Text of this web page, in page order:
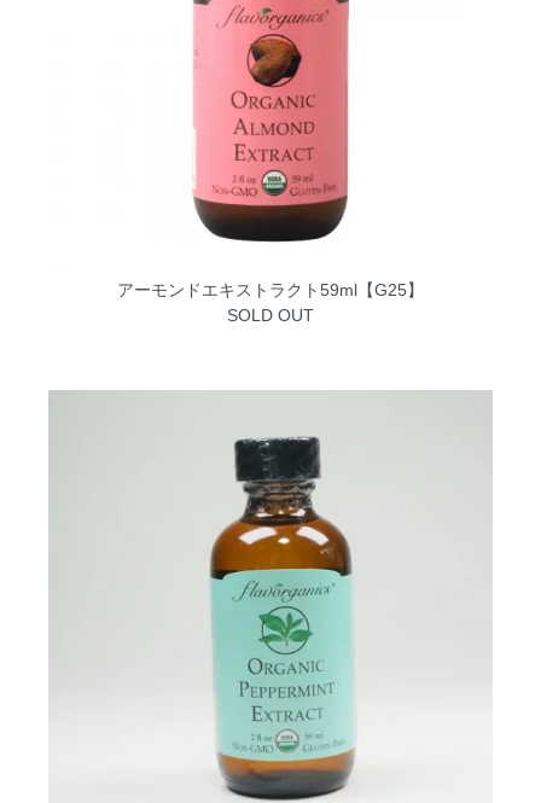
アーモンドエキストラクト59ml【G25】
SOLD OUT